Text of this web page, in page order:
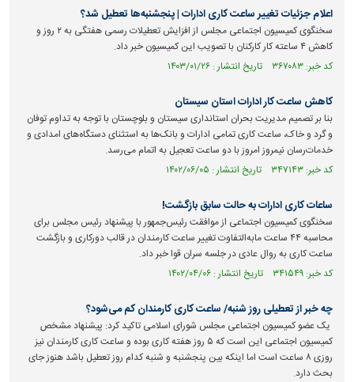
اعلام جزئیات تغییر ساعت کاری ادارات | پنجشنبه‌ها تعطیل شد؟
سخنگوی کمیسیون اجتماعی مجلس از افزایش تعطیلات رسمی هفتگی به ۲ روز و
کاهش ۴ ساعته کار کارکنان با تصویب این کمیسیون خبر داد.
کد خبر: ۳۶۷۰۸۳ تاریخ انتشار : ۱۴۰۳/۰۱/۲۶
کاهش ساعت کار ادارات استان سیستان
بنا بر تصمیم مدیریت بحران استانداری سیستان و بلوچستان با توجه به تداوم توفان
و گرد و خاک، ساعت کاری تمامی ادارات و بانک‌ها به استثنای دستگاه‌های امدادی و
خدمات‌رسان نیمروز امروز با دو ساعت تعجیل به اتمام می‌رسد.
کد خبر: ۳۴۷۱۴۳ تاریخ انتشار : ۱۴۰۲/۰۶/۰۵
ساعات کاری ادارات به حالت سابق بازگشت!
سخنگوی کمیسیون اجتماعی از موافقت رئیس‌جمهور با پیشنهاد رئیس مجلس برای
محاسبه ۴۴ ساعت مابه‌التفاوت تغییر ساعت کارمندان در قالب دورکاری و بازگشت
ساعت کاری به روال عادی در جلسه سران قوا خبر داد.
کد خبر: ۳۴۱۵۴۹ تاریخ انتشار : ۱۴۰۲/۰۴/۰۶
چه خبر از تعطیلی روز شنبه/ ساعت کاری کارمندان کم می‌شود؟
یک عضو کمیسیون اجتماعی مجلس شورای اسلامی تاکید کرد: پیشنهاد مشخص
کمیسیون اجتماعی این است که ۵ روز هفته کاری بوده و ساعت کاری کارمندان نیز
روزی ۸ ساعت است اما اینکه بین پنجشنبه و شنبه کدام روز تعطیل باشد هنوز جای
بحث دارد.